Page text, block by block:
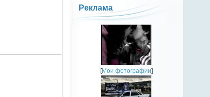
Реклама
[Мои фотографии]